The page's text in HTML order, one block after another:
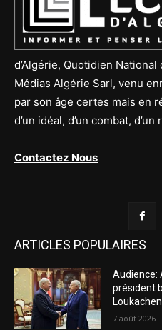
d’Algérie, Quotidien
Médias Algérie Sarl, venu
par son âge certes mais en
d’un idéal, d’un combat, d’un
Contactez Nous
ARTICLES POPULAIRES
Audience:
président
7 août 2026